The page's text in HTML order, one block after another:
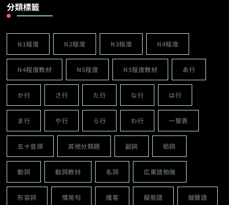
分類標籤
N1程度 N2程度 N3程度 N4程度
N4程度教材 N5程度 N5程度教材 あ行
か行 さ行 た行 な行 は行
ま行 や行 ら行 わ行 一覽表
五十音順 其他分類題 副詞 助詞
動詞 動詞教材 名詞 広東語勉強
形容詞 慣用句 播客 擬態語 擬聲語